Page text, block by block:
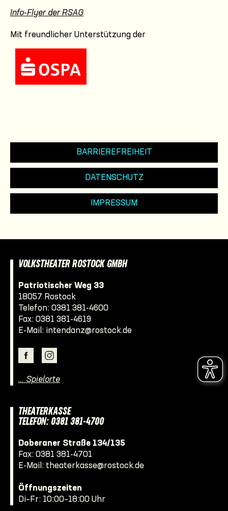
Info-Flyer der RSAG
Mit freundlicher Unterstützung der
BARRIEREFREIHEIT
DATENSCHUTZ
IMPRESSUM
VOLKSTHEATER ROSTOCK GMBH
Patriotischer Weg 33
18057 Rostock
Telefon: 0381 381-4600
Fax: 0381 381-4619
E-Mail: intendanz@rostock.de
… Spielorte
THEATERKASSE
TELEFON: 0381 381-4700
Doberaner Straße 134/135
Fax: 0381 381-4701
E-Mail: theaterkasse@rostock.de
Öffnungszeiten
Di–Fr: 10:00–18:00 Uhr